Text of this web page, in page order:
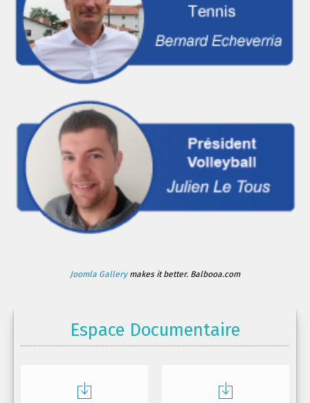
Joomla Gallerymakes it better. Balbooa.com
Espace Documentaire